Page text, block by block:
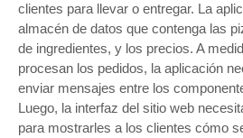
clientes para llevar o entregar. La
almacén de datos que contenga las
de ingredientes, y los precios. A
procesan los pedidos, la aplicación
enviar mensajes entre los
Luego, la interfaz del sitio web
para mostrarles a los clientes cómo